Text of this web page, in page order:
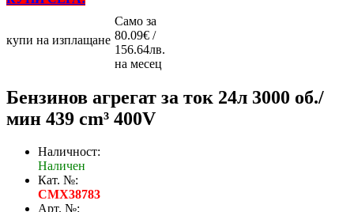
купи на изплащане
Само за
80.09€ /
156.64лв.
на месец
Бензинов агрегат за ток 24л 3000 об./
мин 439 cm³ 400V
Наличност:
Наличен
Кат. №:
CMX38783
Арт. №: